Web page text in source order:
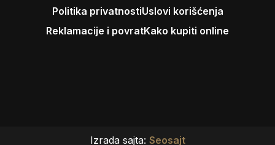
Politika privatnostiUslovi korišćenja
Reklamacije i povratKako kupiti online
Izrada sajta: Seosajt